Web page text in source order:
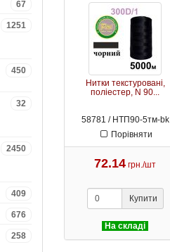
67
1251
450
32
2450
409
676
258
Нитки текстуровані,
поліестер, N 90...
58781 / НТП90-5тм-bk
Порівняти
72.14 грн./шт
Купити
На складі